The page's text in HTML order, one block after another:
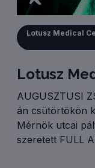
AUGUSZTUSI
án csütörtökön
Mérnök utcai
szeretett FULL